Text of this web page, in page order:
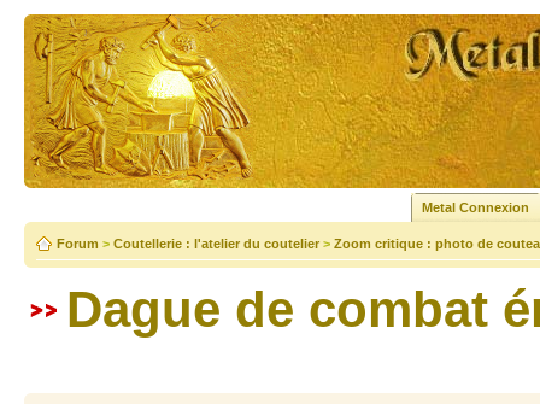
Metal Connexion
Forum > Coutellerie : l'atelier du coutelier > Zoom critique : photo de
Dague de combat